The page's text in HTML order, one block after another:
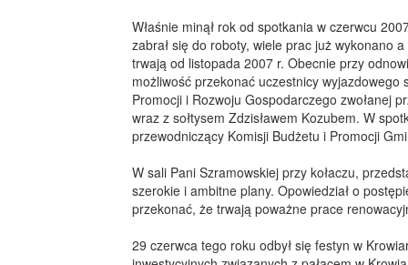
Właśnie minął rok od spotkania w czerwcu
zabrał się do roboty, wiele prac już wykonano
trwają od listopada 2007 r. Obecnie przy
możliwość przekonać uczestnicy
Promocji i Rozwoju Gospodarczego zwołanej
wraz z sołtysem Zdzisławem Kozubem. W
przewodniczący Komisji Budżetu i Promocji
W sali Pani Szramowskiej przy kołaczu,
szerokie i ambitne plany. Opowiedział o
przekonać, że trwają poważne prace
29 czerwca tego roku odbył się festyn w